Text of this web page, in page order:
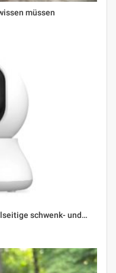
müssen
schwenk- und…